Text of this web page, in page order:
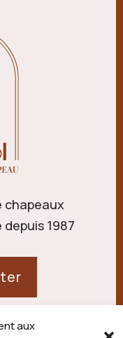
aux
chapeaux
1987